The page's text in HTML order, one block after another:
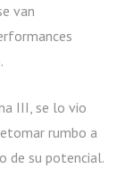
van
III, se lo vio
rumbo a
de su potencial.